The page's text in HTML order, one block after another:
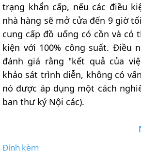
trạng khẩn cấp, nếu các điều
nhà hàng sẽ mở cửa đến 9 giờ
cung cấp đồ uống có cồn và có
kiện với 100% công suất. Điều
đánh giá rằng "kết quả của
khảo sát trình diễn, không có
nó được áp dụng một cách
ban thư ký Nội các).
Đính kèm